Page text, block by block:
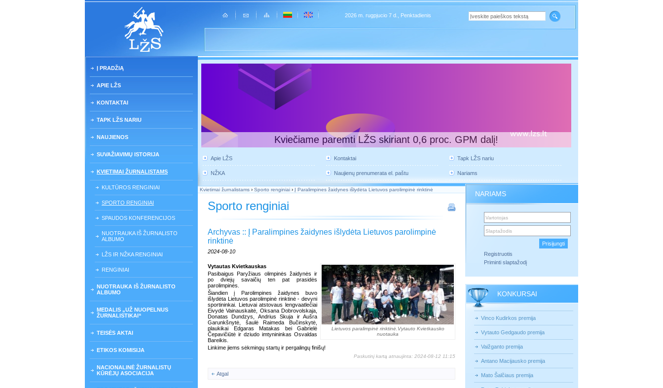
2026 m. rugpjucio 7 d., Penktadienis
Į PRADŽIĄ
APIE LŽS
KONTAKTAI
TAPK LŽS NARIU
NAUJIENOS
SUVAŽIAVIMŲ ISTORIJA
KVIETIMAI ŽURNALISTAMS
KULTŪROS RENGINIAI
SPORTO RENGINIAI
SPAUDOS KONFERENCIJOS
NUOTRAUKA IŠ ŽURNALISTO
ALBUMO
LŽS IR NŽKA RENGINIAI
RENGINIAI
NUOTRAUKA IŠ ŽURNALISTO
ALBUMO
MEDALIS „UŽ NUOPELNUS
ŽURNALISTIKAI“
TEISĖS AKTAI
ETIKOS KOMISIJA
NACIONALINĖ ŽURNALISTŲ
KŪRĖJŲ ASOCIACIJA
Kviečiame paremti LŽS skiriant 0,6 proc. GPM dalį!
Apie LŽS Kontaktai Tapk LŽS nariu
NŽKA Naujienų prenumerata el. paštu Nariams
Kvietimai žurnalistams › Sporto renginiai › Į Paralimpines žaidynes išlydėta Lietuvos parolimpinė rinktinė
Sporto renginiai
Archyvas :: Į Paralimpines žaidynes išlydėta Lietuvos parolimpinė
rinktinė
2024-08-10
Lietuvos paralimpinė rinktinė.Vytauto Kvietkausko
nuotauka
Vytautas Kvietkauskas
Pasibaigus Paryžiaus olimpinės žaidynės ir
po dviejų savaičių ten pat prasidės
parolimpinės.
Šiandien į Parolimpines žaidynes buvo
išlydėta Lietuvos parolimpinė rinktinė - devyni
sportininkai. Lietuvai atstovaus lengvaatlečiai
Eivydė Vainauskaitė, Oksana Dobrovolskaja,
Donatas Dundzys, Andrius Skuja ir Aušra
Garunkšnytė, šaulė Raimeda Bučinskytė,
plaukikai Edgaras Matakas bei Gabrielė
Čepavičiūtė ir dziudo imtynininkas Osvaldas
Bareikis.
Linkime jiems sėkmingų startų ir pergalingų finišų!
Paskutinį kartą atnaujinta: 2024-08-12 11:15
Atgal
NARIAMS
Registruotis
Priminti slaptažodį
KONKURSAI
Vinco Kudirkos premija
Vytauto Gedgaudo premija
Vaižganto premija
Antano Macijausko premija
Mato Šalčiaus premija